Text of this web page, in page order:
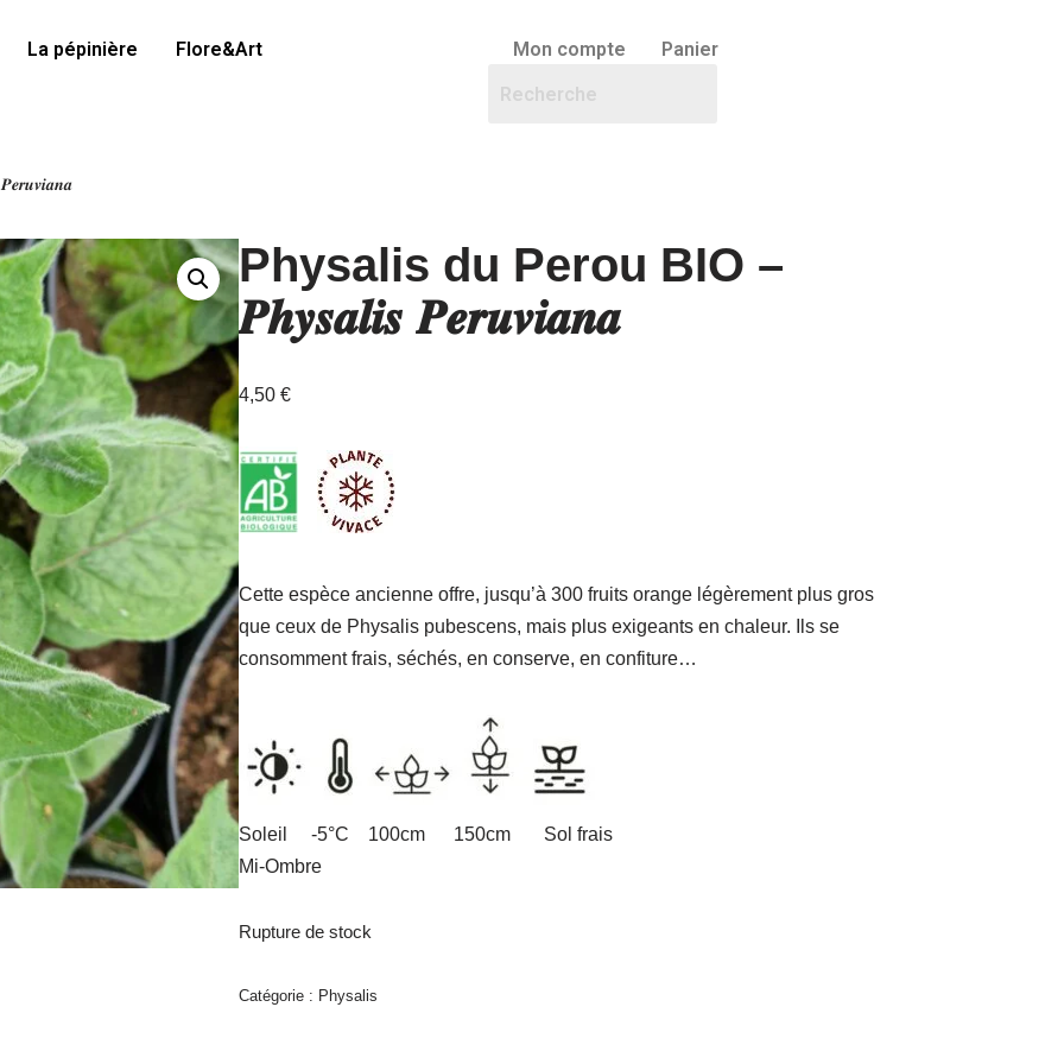
La pépinière Flore&Art Mon compte Panier
Physalis du Perou BIO –
𝑷𝒉𝒚𝒔𝒂𝒍𝒊𝒔 𝑷𝒆𝒓𝒖𝒗𝒊𝒂𝒏𝒂
4,50€
Cette espèce ancienne offre, jusqu’à 300 fruits orange légèrement plus gros
que ceux de Physalis pubescens, mais plus exigeants en chaleur. Ils se
consomment frais, séchés, en conserve, en confiture…
Soleil -5°C 100cm 150cm Sol frais
Mi-Ombre
Rupture de stock
Catégorie : Physalis